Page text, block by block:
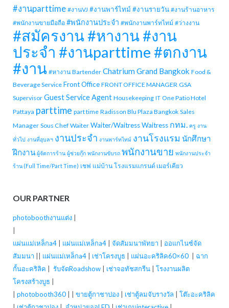
#งานparttime #งานVJ #งานพาร์ไทม์ #งานรายวัน #งานร้านอาหาร
#พนักงานขายมือถือ #พนักงานประจำ #พนักงานพาร์ทไทม์ #ว่างงาน
#สมัครงาน #หางาน #งาน
ประจำ #งานparttime #ตกงาน
#งาน #หางาน Bartender Chatrium Grand Bangkok Food &
Beverage Service Front Office FRONT OFFICE MANAGER GSA
Supervisor Guest Service Agent Housekeeping IT One Patio Hotel
Pattaya parttime part time Radisson Blu Plaza Bangkok Sales
Manager Sous Chef Waiter Waiter/WaitressWaitress กทม. ครู งาน
ทั่วไป งานที่อุบลฯ งานประจำ งานพาร์ทไทม์ งานโรงแรม นักศึกษา
ฝึกงาน ผู้จัดการร้าน ผู้ช่วยกุ๊ก พนักงานขับรถ พนักงานขาย พนักงานประจำ
ร้าน (Full Time/Part Time) เชฟ แม่บ้าน โรงแรมแกรนด์ เมอร์เคียว
OUR PARTNER
photoboothงานแต่ง|
แผ่นแม่เหล็กa4| แผ่นแม่เหล็กa4| จัดสัมมนาพัทยา
ออแกไนซ์จัด
สัมมนา
แผ่นแม่เหล็กa4| เช่าโครงบูธ แผ่นอะคริลิค60×60| ฉาก
กั้นอะคริลิค
รับจัดRoadshow| เช่าจอทัชสกรีน| โรงงานผลิต
โครงสร้างบูธ
photobooth360| | ขายตู้กาชาปอง| เช่าตู้ลมจับรางวัล
โต๊ะอะคริลิค